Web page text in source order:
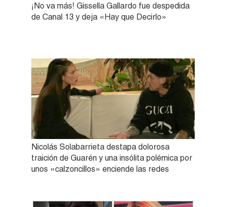
¡No va más! Gissella Gallardo fue despedida
de Canal 13 y deja «Hay que Decirlo»
Nicolás Solabarrieta destapa dolorosa
traición de Guarén y una insólita polémica por
unos «calzoncillos» enciende las redes